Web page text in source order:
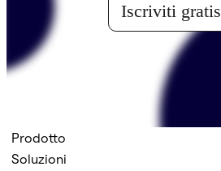
Iscriviti gratis
Prodotto
Soluzioni